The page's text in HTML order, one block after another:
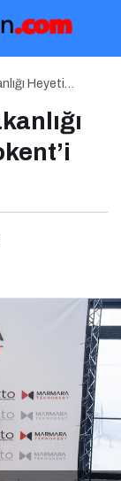
Heyeti
Elkar Port’tan
Stratejik